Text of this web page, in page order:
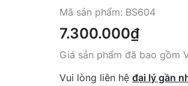
Mã sản phẩm: BS604
7.300.000₫
Giá sản phẩm đã bao gồm
Vui lòng liên hệ đại lý gần